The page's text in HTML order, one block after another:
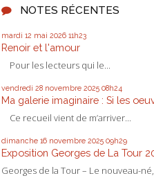
NOTES RÉCENTES
mardi 12 mai 2026 11h23
Renoir et l'amour
Pour les lecteurs qui le...
vendredi 28 novembre 2025 08h24
Ma galerie imaginaire : Si les
Ce recueil vient de m’arriver...
dimanche 16 novembre 2025 09h29
Exposition Georges de La Tour
Georges de la Tour – Le nouveau-